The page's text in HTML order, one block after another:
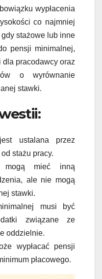
wypłacenia
co najmniej
stażowe lub inne
pensji minimalnej,
dla pracodawcy oraz
o wyrównanie
stawki.
ustalana przez
stażu pracy.
mogą mieć inną
ale nie mogą
stawki.
musi być
związane ze
oddzielnie.
wypłacać pensji
płacowego.